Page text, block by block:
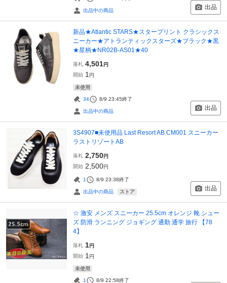
出品中の商品 出品
新品★Atlantic STARS★スタープリント クラシックス
ニーカー★アトランティックスターズ★ブラック★黒
★星柄★NR02B-AS01★40
落札 4,501円
開始 1 円
未使用
34 8/9 23:45終了
出品中の商品 出品
3S4907■未使用品 Last Resort AB CM001 スニーカー
ラストリゾートAB
落札 2,750円
開始 2,500円
1 8/9 23:38終了
出品中の商品 ストア 出品
☆ 激安 メンズ スニーカー 25.5cm オレンジ 靴 シュー
ズ 防滑 ランニング ジョギング 通勤 通学 旅行 【78
4】
落札 1円
開始 1 円
未使用
1 8/9 22:58終了